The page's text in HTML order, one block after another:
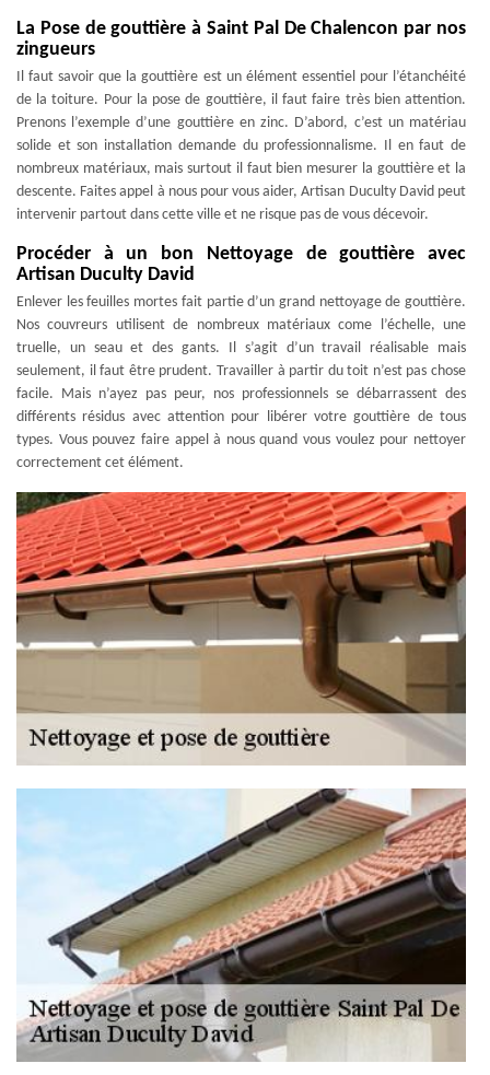
La Pose de gouttière à Saint Pal De Chalencon par nos
zingueurs
Il faut savoir que la gouttière est un élément essentiel pour l’étanchéité
de la toiture. Pour la pose de gouttière, il faut faire très bien attention.
Prenons l’exemple d’une gouttière en zinc. D’abord, c’est un matériau
solide et son installation demande du professionnalisme. Il en faut de
nombreux matériaux, mais surtout il faut bien mesurer la gouttière et la
descente. Faites appel à nous pour vous aider, Artisan Duculty David peut
intervenir partout dans cette ville et ne risque pas de vous décevoir.
Procéder à un bon Nettoyage de gouttière avec
Artisan Duculty David
Enlever les feuilles mortes fait partie d’un grand nettoyage de gouttière.
Nos couvreurs utilisent de nombreux matériaux come l’échelle, une
truelle, un seau et des gants. Il s’agit d’un travail réalisable mais
seulement, il faut être prudent. Travailler à partir du toit n’est pas chose
facile. Mais n’ayez pas peur, nos professionnels se débarrassent des
différents résidus avec attention pour libérer votre gouttière de tous
types. Vous pouvez faire appel à nous quand vous voulez pour nettoyer
correctement cet élément.